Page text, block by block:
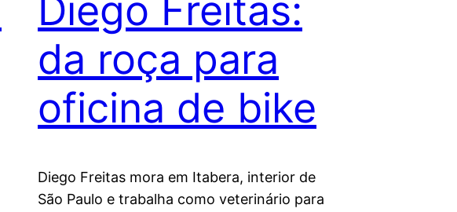
Diego Freitas:
da roça para
oficina de bike
Diego Freitas mora em Itabera, interior de
São Paulo e trabalha como veterinário para